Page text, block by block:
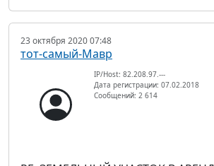
23 октября 2020 07:48
тот-самый-Мавр
IP/Host: 82.208.97.---
Дата регистрации: 07.02.2018
Сообщений: 2 614